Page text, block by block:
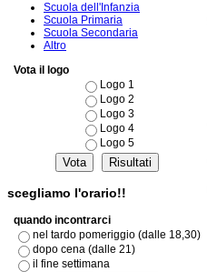
Scuola dell'Infanzia
Scuola Primaria
Scuola Secondaria
Altro
Vota il logo
Logo 1
Logo 2
Logo 3
Logo 4
Logo 5
scegliamo l'orario!!
quando incontrarci
nel tardo pomeriggio (dalle 18,30)
dopo cena (dalle 21)
il fine settimana